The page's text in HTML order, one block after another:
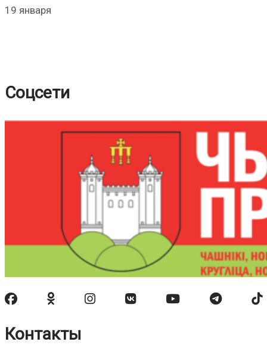
19 января
Соцсети
Контакты